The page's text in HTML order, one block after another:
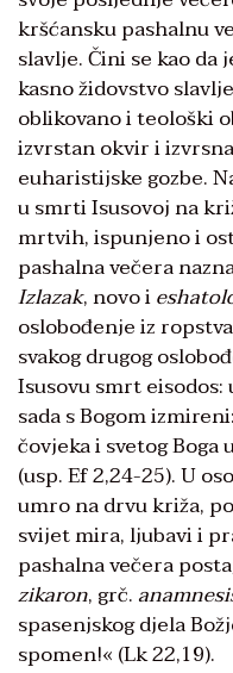
kršćansku pashalnu
slavlje. Čini se kao
kasno židovstvo
oblikovano i teološki
izvrstan okvir i
euharistijske gozbe.
u smrti Isusovoj na
mrtvih, ispunjeno i
pashalna večera
Izlazak, novo i
oslobođenje iz
svakog drugog
Isusovu smrt eisodos:
sada s Bogom
čovjeka i svetog
(usp. Ef 2,24-25). U
umro na drvu križa,
svijet mira, ljubavi i
pashalna večera
zikaron, grč.
spasenjskog djela
spomen!« (Lk 22,19).